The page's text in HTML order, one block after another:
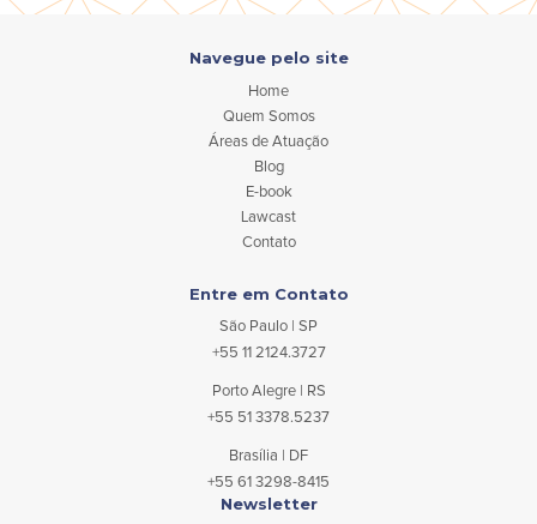
Navegue pelo site
Home
Quem Somos
Áreas de Atuação
Blog
E-book
Lawcast
Contato
Entre em Contato
São Paulo | SP
+55 11 2124.3727
Porto Alegre | RS
+55 51 3378.5237
Brasília | DF
+55 61 3298-8415
Newsletter